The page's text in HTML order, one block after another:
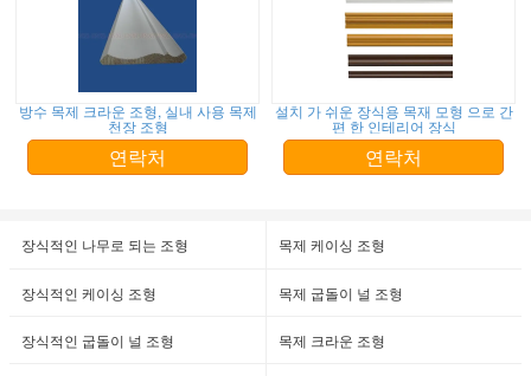
방수 목제 크라운 조형, 실내 사용 목제
천장 조형
연락처
설치 가 쉬운 장식용 목재 모형 으로 간
편 한 인테리어 장식
연락처
장식적인 나무로 되는 조형 목제 케이싱 조형
장식적인 케이싱 조형 목제 굽돌이 널 조형
장식적인 굽돌이 널 조형 목제 크라운 조형